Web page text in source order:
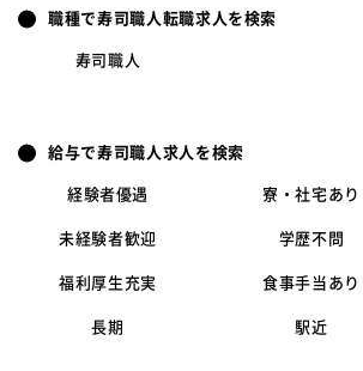
職種で寿司職人転職求人を検索
寿司職人
給与で寿司職人求人を検索
経験者優遇 寮・社宅あり
未経験者歓迎 学歴不問
福利厚生充実 食事手当あり
長期 駅近